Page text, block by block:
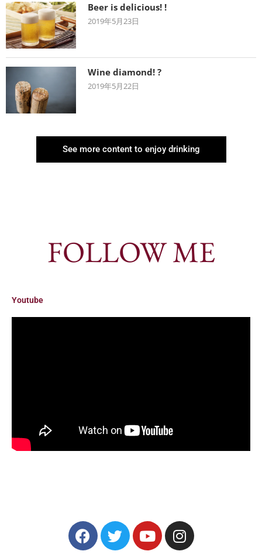
Beer is delicious! !
2019年5月23日
Wine diamond! ?
2019年5月22日
See more content to enjoy drinking
FOLLOW ME
Youtube